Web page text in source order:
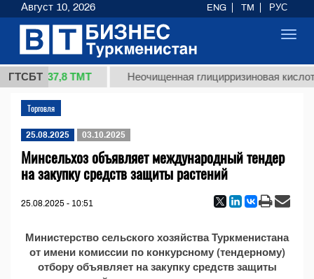
ГТСБТ
1 (кг.) 37,8 ТМТ Неочищенная глицирризиновая
Торговля
25.08.2025 03.10.2025
Минсельхоз объявляет международный тендер
на закупку средств защиты растений
25.08.2025 - 10:51
Министерство сельского хозяйства Туркменистана
от имени комиссии по конкурсному (тендерному)
отбору объявляет на закупку средств защиты
Август 10, 2026 ENG TM РУС